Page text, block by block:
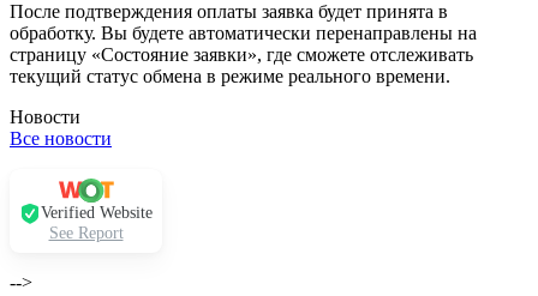
После подтверждения оплаты заявка будет принята в
обработку. Вы будете автоматически перенаправлены на
страницу «Состояние заявки», где сможете отслеживать
текущий статус обмена в режиме реального времени.
Новости
Все новости
Verified Website
See Report
-->